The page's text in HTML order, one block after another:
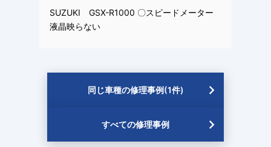
SUZUKI GSX-R1000 〇スピードメーター
液晶映らない
同じ車種の修理事例(1件)
すべての修理事例